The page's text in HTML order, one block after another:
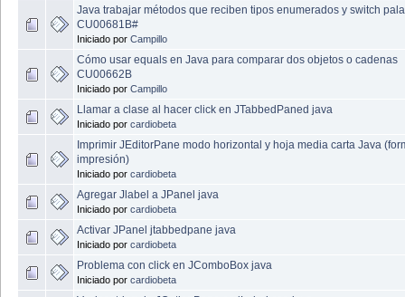
Java trabajar métodos que reciben tipos enumerados y switch
CU00681B#
Iniciado por Campillo
Cómo usar equals en Java para comparar dos objetos o cadenas
CU00662B
Iniciado por Campillo
Llamar a clase al hacer click en JTabbedPaned java
Iniciado por cardiobeta
Imprimir JEditorPane modo horizontal y hoja media carta Java
impresión)
Iniciado por cardiobeta
Agregar Jlabel a JPanel java
Iniciado por cardiobeta
Activar JPanel jtabbedpane java
Iniciado por cardiobeta
Problema con click en JComboBox java
Iniciado por cardiobeta